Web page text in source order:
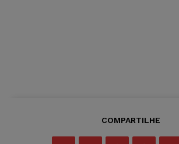
COMPARTILHE